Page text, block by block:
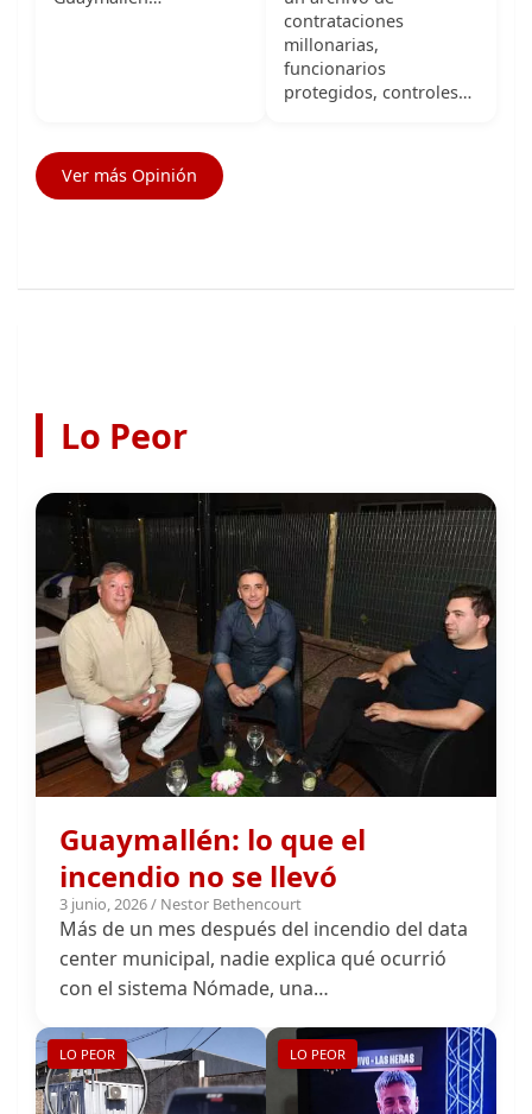
protegidos, controles…
Guaymallén: lo que el
incendio no se llevó
3 junio, 2026 / Nestor Bethencourt
Más de un mes después del incendio del data
center municipal, nadie explica qué ocurrió
con el sistema Nómade, una…
LO PEOR